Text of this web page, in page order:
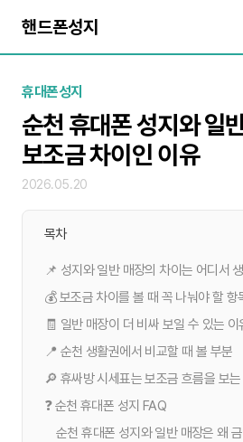
핸드폰성지
휴대폰성지
순천 휴대폰 성지와 일
보조금 차이인 이유
2026.05.20
목차
📌 성지와 일반 매장의 차이는 어디서
💰 보조금 차이를 볼 때 꼭 나눠야 할 항
🧾 일반 매장이 더 비싸 보일 수 있는 이
📍 순천 생활권에서 비교할 때 볼 부분
🔎 휴싸방 시세표는 보조금 흐름을 보
❓ 순천 휴대폰 성지 FAQ
순천 휴대폰 성지와 일반 매장은 왜